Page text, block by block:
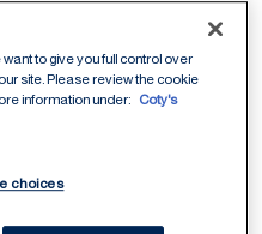
– der Lasting
Manhattan bietet dir
Lippenfarbe
für geschmeidige
to give you full control over
site. Please review the cookie
information under:
Coty's
choices